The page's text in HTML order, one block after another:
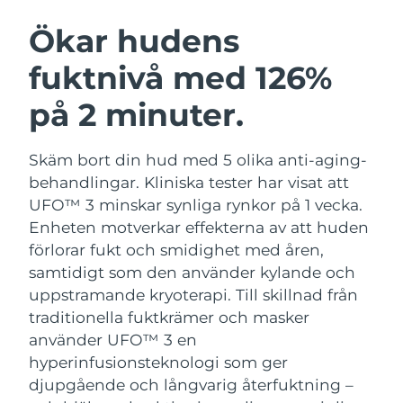
Ökar hudens
fuktnivå med 126%
på 2 minuter.
Skäm bort din hud med 5 olika anti-aging-
behandlingar. Kliniska tester har visat att
UFO™ 3 minskar synliga rynkor på 1 vecka.
Enheten motverkar effekterna av att huden
förlorar fukt och smidighet med åren,
samtidigt som den använder kylande och
uppstramande kryoterapi. Till skillnad från
traditionella fuktkrämer och masker
använder UFO™ 3 en
hyperinfusionsteknologi som ger
djupgående och långvarig återfuktning –
Ansiktsrengöring
Anti-aging massage
LUNA™ 4 Plus
Massage, LED heating
LUNA™ 4 Men
For men, anti-aging massage
Ansiktslyft
Microcurrent toning
BEAR™ 2 go
Microcurrent toning on-the-go
BEAR™ 2 eyes & lips
Microcurrent line smoothing device
Återfuktning
UFO™ 3-paket
Deep facial hydration
UFO™ 3 LED
Near-infrared and red light therapy
device
Munvård
issa™ 4
Hybrid silicone sonic toothbrush
issa™ 4 plus
Smart hybrid silicone sonic toothbrush
FAQ™ ANTI-AGING-BEHANDLING
Anti-aging LED-behandlingar
NEW
Österrike
Bahrain Förväntad leverans
Belgien Förväntad leverans
Bermuda Förväntad leverans15/8/26
Bosnien och
Hercegovina
Förväntad leverans12/8/26
Brunei Förväntad leverans
Bulgarien Förväntad leverans9/8/26
Kanada
Chile Förväntad leverans13/8/26